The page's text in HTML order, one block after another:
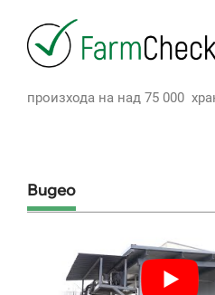
произхода на над 75 000
Видео